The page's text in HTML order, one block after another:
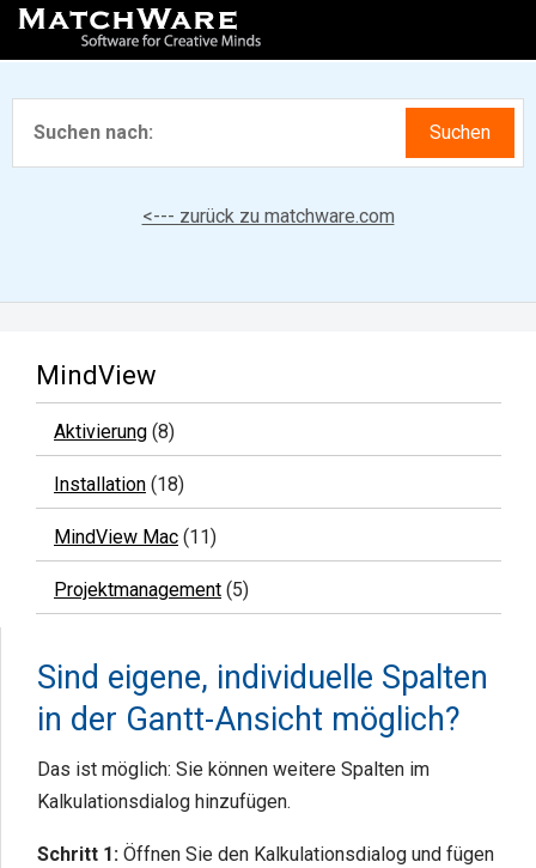
<--- zurück zu matchware.com
MindView
Aktivierung (8)
Installation (18)
MindView Mac (11)
Projektmanagement (5)
Sind eigene, individuelle Spalten
in der Gantt-Ansicht möglich?
Das ist möglich: Sie können weitere Spalten im
Kalkulationsdialog hinzufügen.
Schritt 1: Öffnen Sie den Kalkulationsdialog und fügen